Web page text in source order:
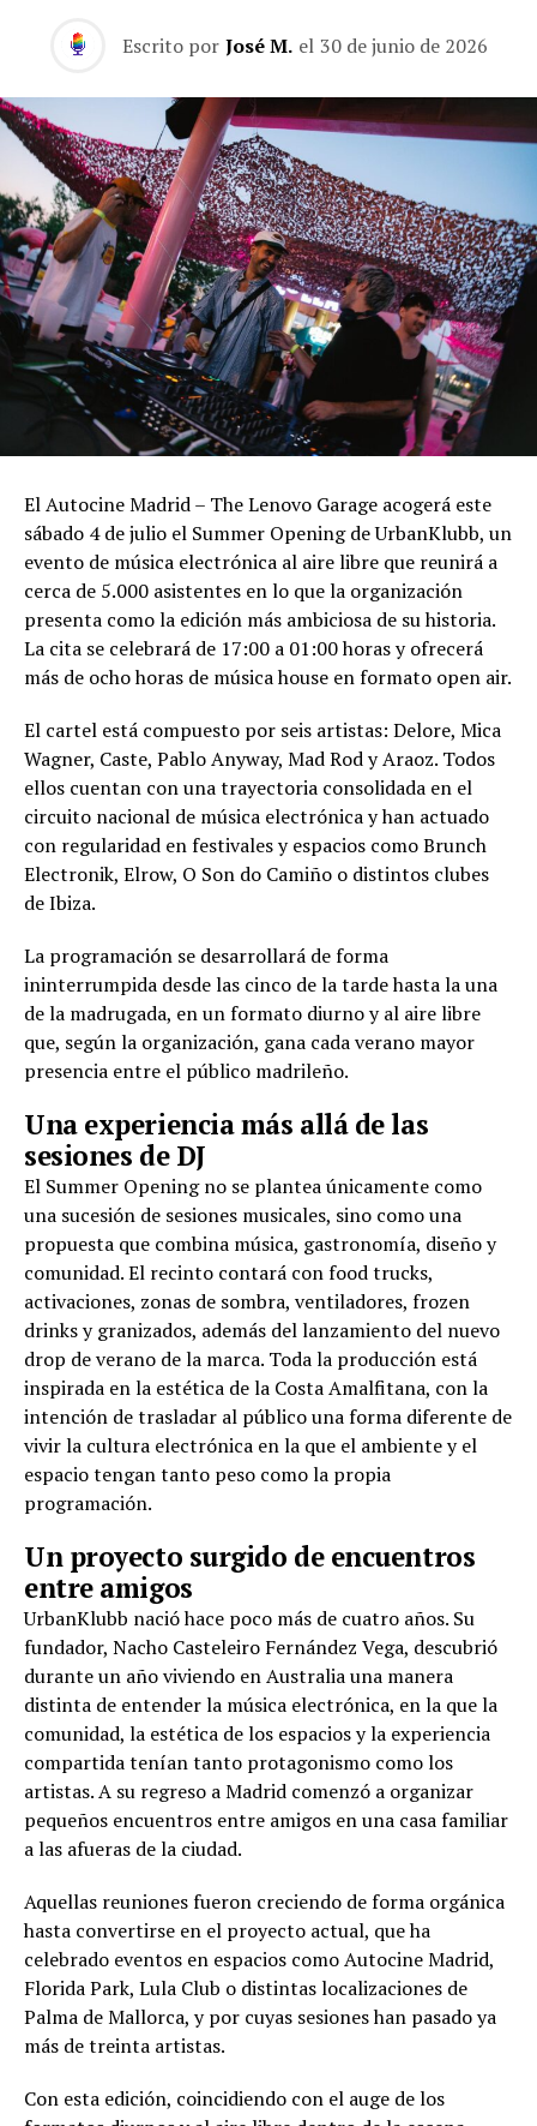
Escrito por José M. el 30 de junio de 2026
El Autocine Madrid – The Lenovo Garage acogerá este
sábado 4 de julio el Summer Opening de UrbanKlubb, un
evento de música electrónica al aire libre que reunirá a
cerca de 5.000 asistentes en lo que la organización
presenta como la edición más ambiciosa de su historia.
La cita se celebrará de 17:00 a 01:00 horas y ofrecerá
más de ocho horas de música house en formato open air.
El cartel está compuesto por seis artistas: Delore, Mica
Wagner, Caste, Pablo Anyway, Mad Rod y Araoz. Todos
ellos cuentan con una trayectoria consolidada en el
circuito nacional de música electrónica y han actuado
con regularidad en festivales y espacios como Brunch
Electronik, Elrow, O Son do Camiño o distintos clubes
de Ibiza.
La programación se desarrollará de forma
ininterrumpida desde las cinco de la tarde hasta la una
de la madrugada, en un formato diurno y al aire libre
que, según la organización, gana cada verano mayor
presencia entre el público madrileño.
Una experiencia más allá de las
sesiones de DJ
El Summer Opening no se plantea únicamente como
una sucesión de sesiones musicales, sino como una
propuesta que combina música, gastronomía, diseño y
comunidad. El recinto contará con food trucks,
activaciones, zonas de sombra, ventiladores, frozen
drinks y granizados, además del lanzamiento del nuevo
drop de verano de la marca. Toda la producción está
inspirada en la estética de la Costa Amalfitana, con la
intención de trasladar al público una forma diferente de
vivir la cultura electrónica en la que el ambiente y el
espacio tengan tanto peso como la propia
programación.
Un proyecto surgido de encuentros
entre amigos
UrbanKlubb nació hace poco más de cuatro años. Su
fundador, Nacho Casteleiro Fernández Vega, descubrió
durante un año viviendo en Australia una manera
distinta de entender la música electrónica, en la que la
comunidad, la estética de los espacios y la experiencia
compartida tenían tanto protagonismo como los
artistas. A su regreso a Madrid comenzó a organizar
pequeños encuentros entre amigos en una casa familiar
a las afueras de la ciudad.
Aquellas reuniones fueron creciendo de forma orgánica
hasta convertirse en el proyecto actual, que ha
celebrado eventos en espacios como Autocine Madrid,
Florida Park, Lula Club o distintas localizaciones de
Palma de Mallorca, y por cuyas sesiones han pasado ya
más de treinta artistas.
Con esta edición, coincidiendo con el auge de los